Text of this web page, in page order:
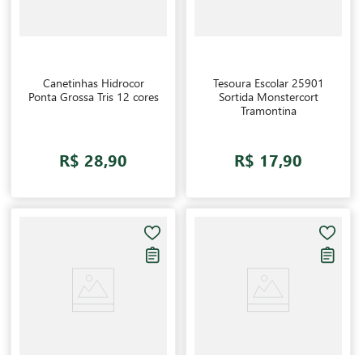
Canetinhas Hidrocor
Ponta Grossa Tris 12 cores
R$ 28,90
Tesoura Escolar 25901
Sortida Monstercort
Tramontina
R$ 17,90